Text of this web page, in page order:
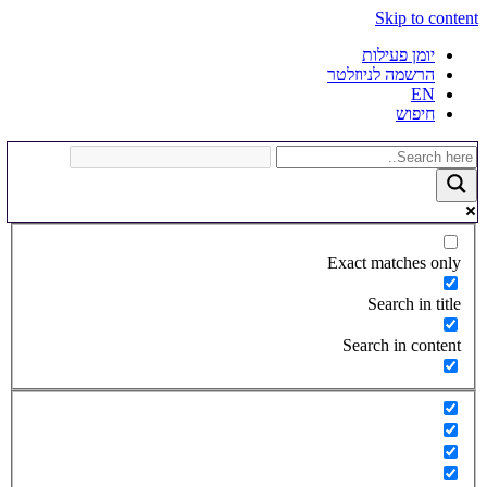
Skip to content
יומן פעילות
הרשמה לניוזלטר
EN
חיפוש
Exact matches only
Search in title
Search in content